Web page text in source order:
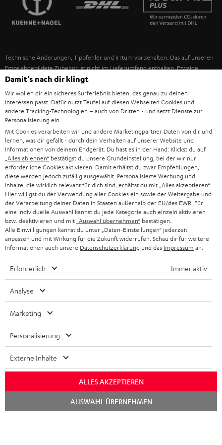
IN-EAR-KOPFHÖRER
NEUHEITEN
UNSER MANAGEMENT
UNSERE WERTE
BILDUNGSRABATT
GESCHENKGUTSCHEIN
SPANIEN
USA
WEITERE LÄNDER
Technische Änderungen, Tippfehler und Irrtum vorbehalten. Das auf unseren
Fotos abgebildete Zubehör ist nicht im Lieferumfang enthalten. Etwaige
Entsorgungsgebühren für Batterien sind im Preis inbegriffen.
©2026 Lautsprecher Teufel GmbH - All rights reserved.
Impressum AGB Datenschutz
Vertrag widerrufen
Damit‘s nach dir klingt
Wir wollen dir ein sicheres Surferlebnis bieten, das genau zu deinen
Interessen passt. Dafür nutzt Teufel auf diesen Webseiten Cookies und
andere Tracking-Technologien – auch von Dritten - und setzt Dienste zur
Personalisierung ein.
Mit Cookies verarbeiten wir und andere Marketingpartner Daten von dir und
lernen, was dir gefällt - durch dein Verhalten auf unserer Website und
Informationen von deinem Endgerät. Du hast es in der Hand: Klickst du auf
„Alles ablehnen“ bestätigst du unsere Grundeinstellung, bei der wir nur
erforderliche Cookies aktivieren. Damit erhältst du zwar Empfehlungen,
diese werden jedoch zufällig ausgewählt. Personalisierte Werbung und
Inhalte, die wirklich relevant für dich sind, erhältst du mit „Alles akzeptieren“.
Hier willigst du der Verwendung aller Cookies ein sowie der Weitergabe und
der Verarbeitung deiner Daten in Staaten außerhalb der EU/des EWR. Für
eine individuelle Auswahl kannst du jede Kategorie auch einzeln aktivieren
bzw. deaktivieren und mit „Auswahl übernehmen“ bestätigen.
Alle Einwilligungen kannst du unter „Daten-Einstellungen“ jederzeit
anpassen und mit Wirkung für die Zukunft widerrufen. Schau dir für weitere
Informationen auch unsere Datenschutzerklärung und das Impressum an.
Erforderlich Immer aktiv
Analyse
Marketing
Personalisierung
Externe Inhalte
ALLES AKZEPTIEREN
AUSWAHL ÜBERNEHMEN